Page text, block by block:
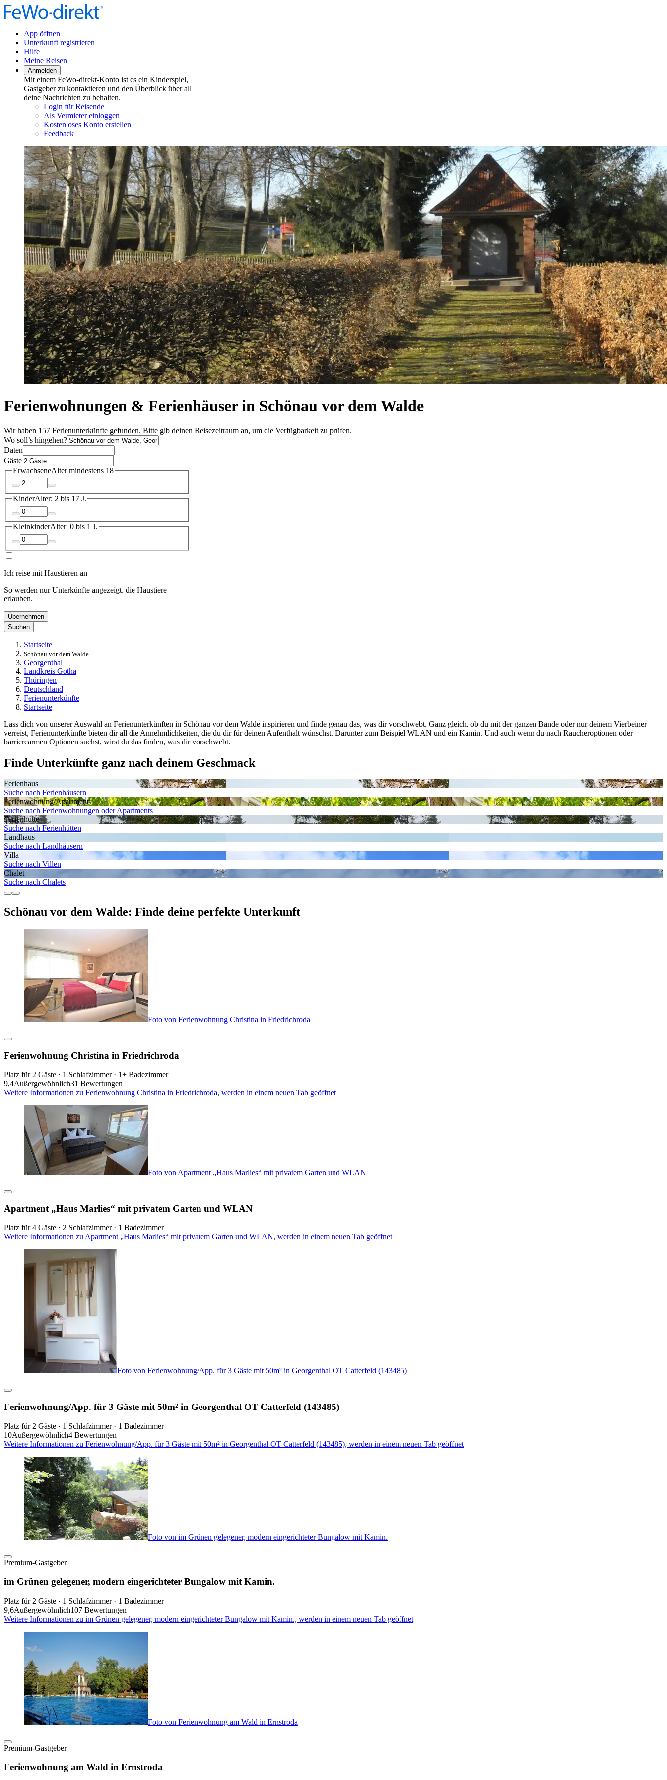
App öffnen
Unterkunft registrieren
Hilfe
Meine Reisen
Anmelden
Mit einem FeWo-direkt-Konto ist es ein Kinderspiel,
Gastgeber zu kontaktieren und den Überblick über all
deine Nachrichten zu behalten.
Login für Reisende
Als Vermieter einloggen
Kostenloses Konto erstellen
Feedback
Ferienwohnungen & Ferienhäuser in Schönau vor dem Walde
Wir haben 157 Ferienunterkünfte gefunden. Bitte gib deinen Reisezeitraum an, um die Verfügbarkeit zu prüfen.
Wo soll’s hingehen?
Daten
Gäste
ErwachseneAlter mindestens 18
KinderAlter: 2 bis 17 J.
KleinkinderAlter: 0 bis 1 J.
Ich reise mit Haustieren an
So werden nur Unterkünfte angezeigt, die Haustiere
erlauben.
Übernehmen
Suchen
Startseite
Schönau vor dem Walde
Georgenthal
Landkreis Gotha
Thüringen
Deutschland
Ferienunterkünfte
Startseite
Lass dich von unserer Auswahl an Ferienunterkünften in Schönau vor dem Walde inspirieren und finde genau das, was dir vorschwebt. Ganz gleich, ob du mit der ganzen Bande oder nur deinem Vierbeiner
verreist, Ferienunterkünfte bieten dir all die Annehmlichkeiten, die du dir für deinen Aufenthalt wünschst. Darunter zum Beispiel WLAN und ein Kamin. Und auch wenn du nach Raucheroptionen oder
barrierearmen Optionen suchst, wirst du das finden, was dir vorschwebt.
Finde Unterkünfte ganz nach deinem Geschmack
Ferienhaus
Suche nach Ferienhäusern
Ferienwohnung/Apartment
Suche nach Ferienwohnungen oder Apartments
Ferienhütte
Suche nach Ferienhütten
Landhaus
Suche nach Landhäusern
Villa
Suche nach Villen
Chalet
Suche nach Chalets
Schönau vor dem Walde: Finde deine perfekte Unterkunft
Foto von Ferienwohnung Christina in Friedrichroda
Ferienwohnung Christina in Friedrichroda
Platz für 2 Gäste · 1 Schlafzimmer · 1+ Badezimmer
9,4Außergewöhnlich31 Bewertungen
Weitere Informationen zu Ferienwohnung Christina in Friedrichroda, werden in einem neuen Tab geöffnet
Foto von Apartment „Haus Marlies“ mit privatem Garten und WLAN
Apartment „Haus Marlies“ mit privatem Garten und WLAN
Platz für 4 Gäste · 2 Schlafzimmer · 1 Badezimmer
Weitere Informationen zu Apartment „Haus Marlies“ mit privatem Garten und WLAN, werden in einem neuen Tab geöffnet
Foto von Ferienwohnung/App. für 3 Gäste mit 50m² in Georgenthal OT Catterfeld (143485)
Ferienwohnung/App. für 3 Gäste mit 50m² in Georgenthal OT Catterfeld (143485)
Platz für 2 Gäste · 1 Schlafzimmer · 1 Badezimmer
10Außergewöhnlich4 Bewertungen
Weitere Informationen zu Ferienwohnung/App. für 3 Gäste mit 50m² in Georgenthal OT Catterfeld (143485), werden in einem neuen Tab geöffnet
Foto von im Grünen gelegener, modern eingerichteter Bungalow mit Kamin.
Premium-Gastgeber
im Grünen gelegener, modern eingerichteter Bungalow mit Kamin.
Platz für 2 Gäste · 1 Schlafzimmer · 1 Badezimmer
9,6Außergewöhnlich107 Bewertungen
Weitere Informationen zu im Grünen gelegener, modern eingerichteter Bungalow mit Kamin., werden in einem neuen Tab geöffnet
Foto von Ferienwohnung am Wald in Ernstroda
Premium-Gastgeber
Ferienwohnung am Wald in Ernstroda